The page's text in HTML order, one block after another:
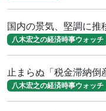
国内の景気、堅調に
八木宏之の経済時事ウォッチ
止まらぬ「税金滞納倒
八木宏之の経済時事ウォッチ